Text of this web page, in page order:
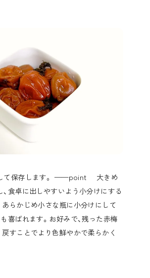
て保存します。 ——point 大きめ
食卓に出しやすいよう小分けにする
あらかじめ小さな瓶に小分けにして
喜ばれます。お好みで、残った赤梅
すことでより色鮮やかで柔らかく